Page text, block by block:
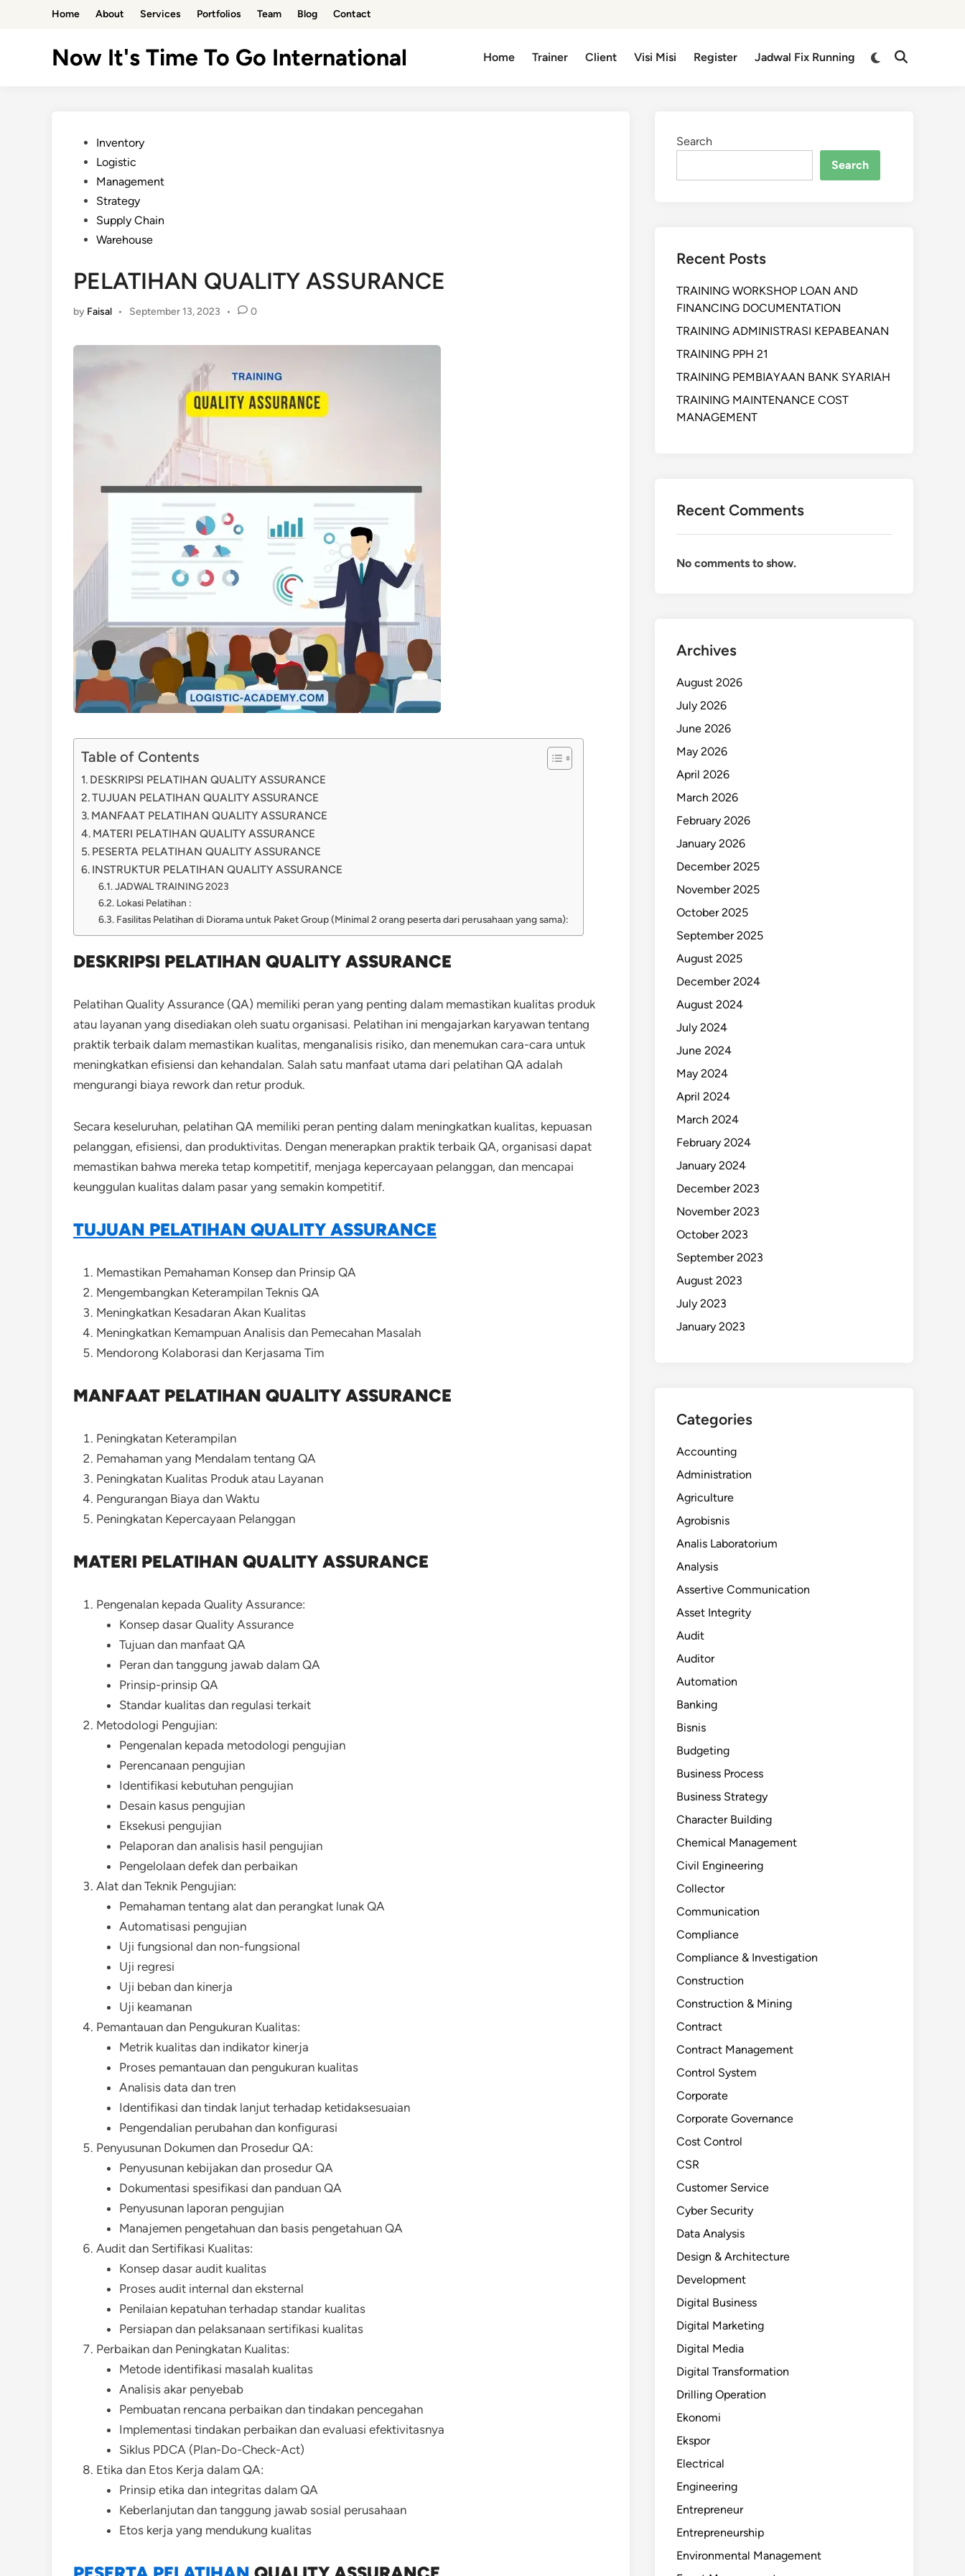
Home About Services Portfolios Team Blog Contact
Now It's Time To Go International Home Trainer Client Visi Misi Register Jadwal Fix Running
PostedInventory
Logistic
Management
Strategy
Supply Chain
Warehouse
PELATIHAN QUALITY ASSURANCE
by Faisal • September 13, 2023 • 0
Table of Contents
DESKRIPSI PELATIHAN QUALITY ASSURANCE
TUJUAN PELATIHAN QUALITY ASSURANCE
MANFAAT PELATIHAN QUALITY ASSURANCE
MATERI PELATIHAN QUALITY ASSURANCE
PESERTA PELATIHAN QUALITY ASSURANCE
INSTRUKTUR PELATIHAN QUALITY ASSURANCE
JADWAL TRAINING 2023
Lokasi Pelatihan :
Fasilitas Pelatihan di Diorama untuk Paket Group (Minimal 2 orang peserta dari perusahaan yang sama):
DESKRIPSI PELATIHAN QUALITY ASSURANCE
Pelatihan Quality Assurance (QA) memiliki peran yang penting dalam memastikan kualitas produk
atau layanan yang disediakan oleh suatu organisasi. Pelatihan ini mengajarkan karyawan tentang
praktik terbaik dalam memastikan kualitas, menganalisis risiko, dan menemukan cara-cara untuk
meningkatkan efisiensi dan kehandalan. Salah satu manfaat utama dari pelatihan QA adalah
mengurangi biaya rework dan retur produk.
Secara keseluruhan, pelatihan QA memiliki peran penting dalam meningkatkan kualitas, kepuasan
pelanggan, efisiensi, dan produktivitas. Dengan menerapkan praktik terbaik QA, organisasi dapat
memastikan bahwa mereka tetap kompetitif, menjaga kepercayaan pelanggan, dan mencapai
keunggulan kualitas dalam pasar yang semakin kompetitif.
TUJUAN PELATIHAN QUALITY ASSURANCE
Memastikan Pemahaman Konsep dan Prinsip QA
Mengembangkan Keterampilan Teknis QA
Meningkatkan Kesadaran Akan Kualitas
Meningkatkan Kemampuan Analisis dan Pemecahan Masalah
Mendorong Kolaborasi dan Kerjasama Tim
MANFAAT PELATIHAN QUALITY ASSURANCE
Peningkatan Keterampilan
Pemahaman yang Mendalam tentang QA
Peningkatan Kualitas Produk atau Layanan
Pengurangan Biaya dan Waktu
Peningkatan Kepercayaan Pelanggan
MATERI PELATIHAN QUALITY ASSURANCE
Pengenalan kepada Quality Assurance:
Konsep dasar Quality Assurance
Tujuan dan manfaat QA
Peran dan tanggung jawab dalam QA
Prinsip-prinsip QA
Standar kualitas dan regulasi terkait
Metodologi Pengujian:
Pengenalan kepada metodologi pengujian
Perencanaan pengujian
Identifikasi kebutuhan pengujian
Desain kasus pengujian
Eksekusi pengujian
Pelaporan dan analisis hasil pengujian
Pengelolaan defek dan perbaikan
Alat dan Teknik Pengujian:
Pemahaman tentang alat dan perangkat lunak QA
Automatisasi pengujian
Uji fungsional dan non-fungsional
Uji regresi
Uji beban dan kinerja
Uji keamanan
Pemantauan dan Pengukuran Kualitas:
Metrik kualitas dan indikator kinerja
Proses pemantauan dan pengukuran kualitas
Analisis data dan tren
Identifikasi dan tindak lanjut terhadap ketidaksesuaian
Pengendalian perubahan dan konfigurasi
Penyusunan Dokumen dan Prosedur QA:
Penyusunan kebijakan dan prosedur QA
Dokumentasi spesifikasi dan panduan QA
Penyusunan laporan pengujian
Manajemen pengetahuan dan basis pengetahuan QA
Audit dan Sertifikasi Kualitas:
Konsep dasar audit kualitas
Proses audit internal dan eksternal
Penilaian kepatuhan terhadap standar kualitas
Persiapan dan pelaksanaan sertifikasi kualitas
Perbaikan dan Peningkatan Kualitas:
Metode identifikasi masalah kualitas
Analisis akar penyebab
Pembuatan rencana perbaikan dan tindakan pencegahan
Implementasi tindakan perbaikan dan evaluasi efektivitasnya
Siklus PDCA (Plan-Do-Check-Act)
Etika dan Etos Kerja dalam QA:
Prinsip etika dan integritas dalam QA
Keberlanjutan dan tanggung jawab sosial perusahaan
Etos kerja yang mendukung kualitas
Search
Search
Recent Posts
TRAINING WORKSHOP LOAN AND
FINANCING DOCUMENTATION
TRAINING ADMINISTRASI KEPABEANAN
TRAINING PPH 21
TRAINING PEMBIAYAAN BANK SYARIAH
TRAINING MAINTENANCE COST
MANAGEMENT
Recent Comments
No comments to show.
Archives
August 2026
July 2026
June 2026
May 2026
April 2026
March 2026
February 2026
January 2026
December 2025
November 2025
October 2025
September 2025
August 2025
December 2024
August 2024
July 2024
June 2024
May 2024
April 2024
March 2024
February 2024
January 2024
December 2023
November 2023
October 2023
September 2023
August 2023
July 2023
January 2023
Categories
Accounting
Administration
Agriculture
Agrobisnis
Analis Laboratorium
Analysis
Assertive Communication
Asset Integrity
Audit
Auditor
Automation
Banking
Bisnis
Budgeting
Business Process
Business Strategy
Character Building
Chemical Management
Civil Engineering
Collector
Communication
Compliance
Compliance & Investigation
Construction
Construction & Mining
Contract
Contract Management
Control System
Corporate
Corporate Governance
Cost Control
CSR
Customer Service
Cyber Security
Data Analysis
Design & Architecture
Development
Digital Business
Digital Marketing
Digital Media
Digital Transformation
Drilling Operation
Ekonomi
Ekspor
Electrical
Engineering
Entrepreneur
Entrepreneurship
Environmental Management